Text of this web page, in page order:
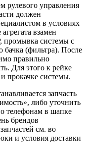
рулевого управления
должен
в условиях
взамен
промывка системы с
бачка (фильтра). После
правильно
Для этого к рейке
прокачке системы.
запчасть
либо уточнить
телефонам в шапке
брендов
см. во
и условия доставки